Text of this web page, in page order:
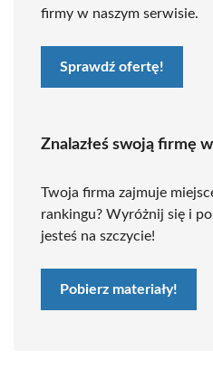
firmy w naszym serwisie.
Sprawdź ofertę!
Znalazłeś swoją firmę
Twoja firma zajmuje
rankingu? Wyróżnij się i
jesteś na szczycie!
Pobierz materiały!